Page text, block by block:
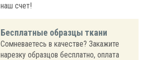
наш счет!
Бесплатные образцы ткани
Сомневаетесь в качестве? Закажите
нарезку образцов бесплатно, оплата